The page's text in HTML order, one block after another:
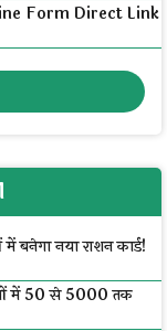
Form Direct Link
नया राशन कार्ड!
₹50 से ₹5000 तक